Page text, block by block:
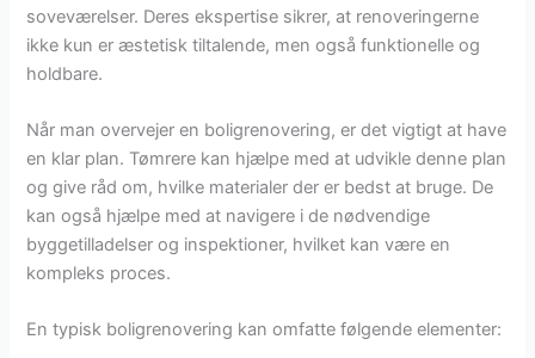
soveværelser. Deres ekspertise sikrer, at renoveringerne
ikke kun er æstetisk tiltalende, men også funktionelle og
holdbare.
Når man overvejer en boligrenovering, er det vigtigt at have
en klar plan. Tømrere kan hjælpe med at udvikle denne plan
og give råd om, hvilke materialer der er bedst at bruge. De
kan også hjælpe med at navigere i de nødvendige
byggetilladelser og inspektioner, hvilket kan være en
kompleks proces.
En typisk boligrenovering kan omfatte følgende elementer: